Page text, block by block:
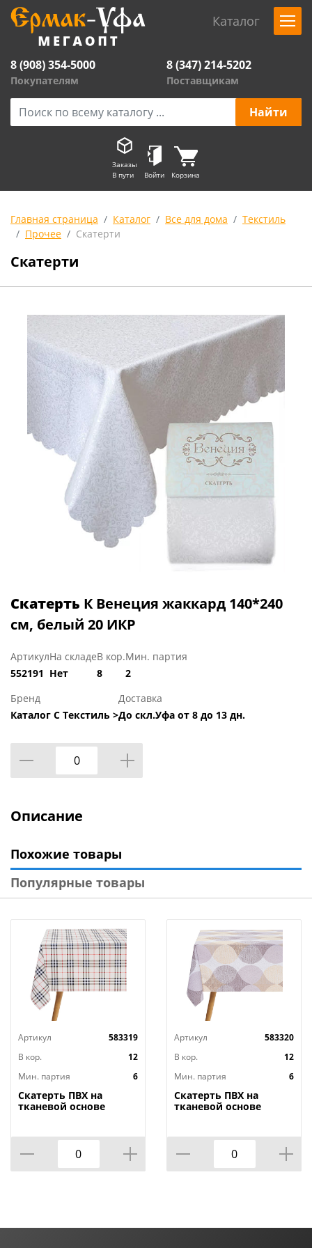
Каталог
8 (908) 354-5000
Покупателям
8 (347) 214-5202
Поставщикам
Заказы
В пути
Войти Корзина
Главная страница Каталог Все для дома
Текстиль
Прочее
Скатерти
Скатерти
Скатерть К Венеция жаккард 140*240
см, белый 20 ИКР
Артикул
552191
На складе
Нет
В кор.
8
Мин. партия
2
Бренд
Каталог С Текстиль >
Доставка
До скл.Уфа от 8 до 13 дн.
Описание
Похожие товары
Популярные товары
Артикул
583319
В кор.
12
Мин. партия
6
Скатерть ПВХ на
тканевой основе
Артикул
583320
В кор.
12
Мин. партия
6
Скатерть ПВХ на
тканевой основе